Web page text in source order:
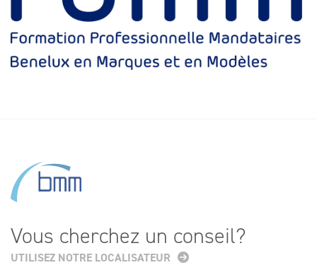
Vous cherchez un conseil?
UTILISEZ NOTRE LOCALISATEUR